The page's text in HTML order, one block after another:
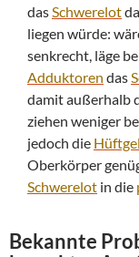
dasSchwerelot
liegen würde:
senkrecht, läge
Adduktoren das
damit außerhalb
ziehen weniger
jedoch die
Oberkörper
Schwerelot in die
Bekannte